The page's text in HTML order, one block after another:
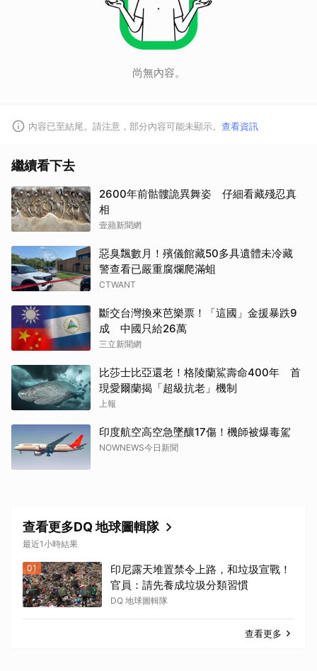
尚無內容。
內容已至結尾。請注意，部分內容可能未顯示。 查看資訊
繼續看下去
2600年前骷髏詭異舞姿 仔細看藏殘忍真
相
壹蘋新聞網
惡臭飄數月！殯儀館藏50多具遺體未冷藏
警查看已嚴重腐爛爬滿蛆
CTWANT
斷交台灣換來芭樂票！「這國」金援暴跌9
成 中國只給26萬
三立新聞網
比莎士比亞還老！格陵蘭鯊壽命400年 首
現愛爾蘭揭「超級抗老」機制
上報
印度航空高空急墜釀17傷！機師被爆毒駕
NOWNEWS今日新聞
查看更多DQ 地球圖輯隊
最近1小時結果
01
印尼露天堆置禁令上路，和垃圾宣戰！
官員：請先養成垃圾分類習慣
DQ 地球圖輯隊
查看更多